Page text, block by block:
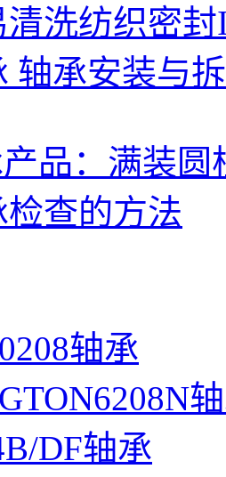
清洗纺织密
轴承安装与
品：满装圆
查的方法
轴承
DF轴承